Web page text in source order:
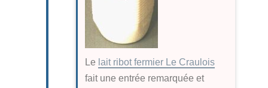
Le lait ribot fermier Le Craulois
fait une entrée remarquée et